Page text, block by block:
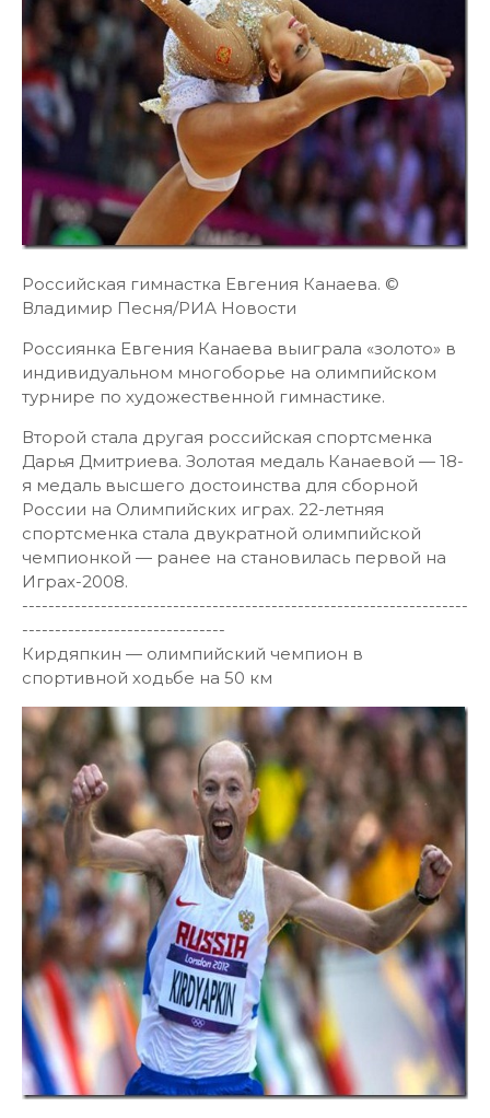
Российская гимнастка Евгения Канаева. ©
Владимир Песня/РИА Новости
Россиянка Евгения Канаева выиграла «золото» в
индивидуальном многоборье на олимпийском
турнире по художественной гимнастике.
Второй стала другая российская спортсменка
Дарья Дмитриева. Золотая медаль Канаевой — 18-
я медаль высшего достоинства для сборной
России на Олимпийских играх. 22-летняя
спортсменка стала двукратной олимпийской
чемпионкой — ранее на становилась первой на
Играх-2008.
--------------------------------------------------------------------
-------------------------------
Кирдяпкин — олимпийский чемпион в
спортивной ходьбе на 50 км